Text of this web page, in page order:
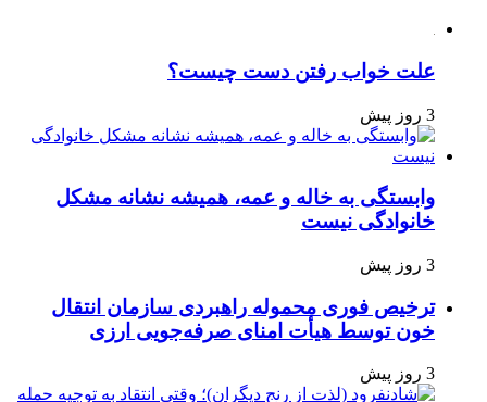
علت خواب رفتن دست چیست؟
3 روز پیش
وابستگی به خاله و عمه، همیشه نشانه مشکل
خانوادگی نیست
3 روز پیش
ترخیص فوری محموله راهبردی سازمان انتقال
خون توسط هیأت امنای صرفه‌جویی ارزی
3 روز پیش